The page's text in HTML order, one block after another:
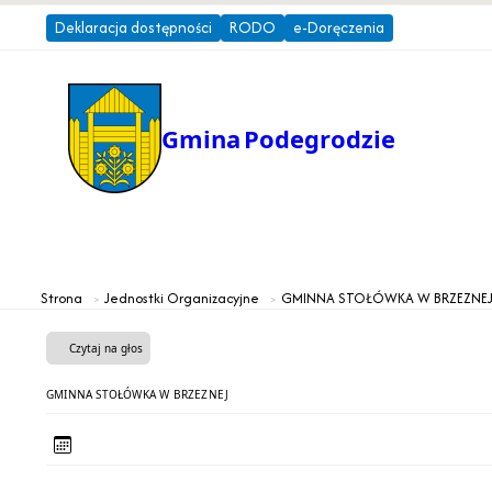
Deklaracja dostępności RODO e-Doręczenia
Gmina Podegrodzie
Strona Jednostki Organizacyjne GMINNA STOŁÓWKA W BRZEZNEJ
Czytaj na głos
GMINNA STOŁÓWKA W BRZEZNEJ